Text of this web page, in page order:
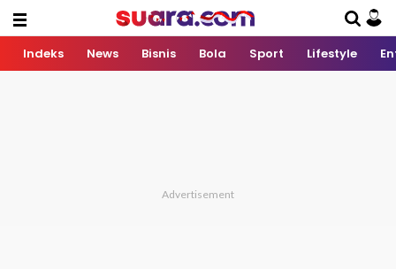
Indeks News Bisnis Bola Sport Lifestyle